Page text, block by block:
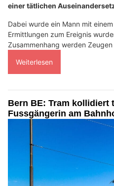
einer tätlichen
Dabei wurde ein Mann mit
Ermittlungen zum Ereignis
Zusammenhang werden
Weiterlesen
Bern BE: Tram kollidiert
Fussgängerin am